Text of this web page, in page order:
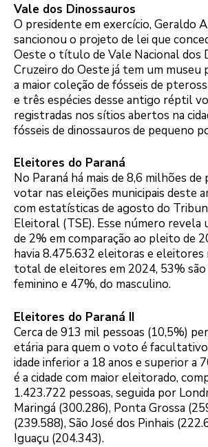
Vale dos Dinossauros
O presidente em exercício, Geraldo
sancionou o projeto de lei que
Oeste o título de Vale Nacional dos
Cruzeiro do Oeste já tem um
a maior coleção de fósseis de
e três espécies desse antigo réptil
registradas nos sítios abertos na
fósseis de dinossauros de pequeno
Eleitores do Paraná
No Paraná há mais de 8,6 milhões de
votar nas eleições municipais deste
com estatísticas de agosto do
Eleitoral (TSE). Esse número revela
de 2% em comparação ao pleito de
havia 8.475.632 eleitoras e eleitores
total de eleitores em 2024, 53%
feminino e 47%, do masculino.
Eleitores do Paraná II
Cerca de 913 mil pessoas (10,5%)
etária para quem o voto é
idade inferior a 18 anos e superior a
é a cidade com maior eleitorado,
1.423.722 pessoas, seguida por
Maringá (300.286), Ponta Grossa
(239.588), São José dos Pinhais
Iguaçu (204.343).